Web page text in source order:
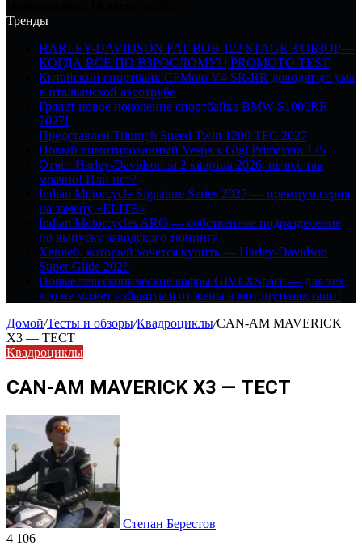
Тренды
HARLEY-DAVIDSON FAT BOB 122 STAGE 3 ОБЗОР—
КОГДА ВСЕ ПО ВЗРОСЛОМУ! | PROMOTO TEST
Китайский спортбайк CFMoto V4 SR-RR доводят до ума
в итальянской аэротрубе
Грядет новое поколение спортбайка BMW S1000RR
2027!
Представлен Triumph Speed Twin 1200 TFC 2027
Новый лимитированный Vespa x Gigi Primavera 125
Отчёт Harley-Davidson за 2 квартал 2026: не всё так
мрачно! Или нет?
Indian Motorcycle Signature Series 2027 — премиум серия
на замену «ELITE»
Indian Motorcycles ARO — собственное подразделение
по выпуску заводского тюнинга
Харлей, который хочется купить — Harley-Davidson
Super Glide 2026
Новые телескопические кофры GIVI XSpace — для тех,
кто не может избавиться от жены в мотопутешествии!
Домой/Тесты и обзоры/Квадроциклы/CAN-AM MAVERICK
X3 — ТЕСТ
Квадроциклы
CAN-AM MAVERICK X3 — ТЕСТ
Степан Берестов
4 106